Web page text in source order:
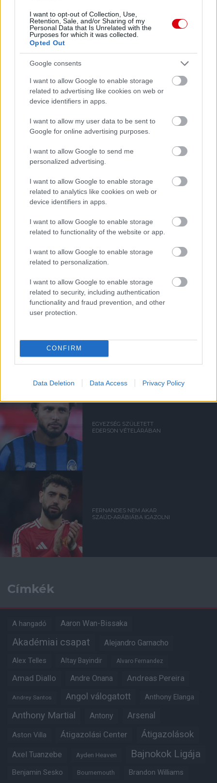
I want to opt-out of Collection, Use,
Retention, Sale, and/or Sharing of my
Personal Data that Is Unrelated with the
Purposes for which it was collected.
Opted Out
Google consents
I want to allow Google to enable storage
related to advertising like cookies on web or
device identifiers in apps.
I want to allow my user data to be sent to
Google for online advertising purposes.
I want to allow Google to send me
personalized advertising.
I want to allow Google to enable storage
related to analytics like cookies on web or
device identifiers in apps.
I want to allow Google to enable storage
related to functionality of the website or app.
I want to allow Google to enable storage
related to personalization.
I want to allow Google to enable storage
related to security, including authentication
functionality and fraud prevention, and other
user protection.
CONFIRM
Data Deletion Data Access Privacy Policy
ELŐZŐ MÉRKŐZÉSEK
Támogatás
Támogasd adományoddal
a ManUtdFanatics.hu működését!
PLETYKÁK, ÁTIGAZOLÁSOK
TÁRGYALÁSOKAT FOLYTAT A
UNITED TIELEMANSRÓL
MEGEGYEZETT A UNITED A
EGYEZSÉG SZÜLETETT
EDERSON VÉTELÁRÁBAN
FERNANDES NEM AKAR
SZAÚD-ARÁBIÁBA IGAZOLNI
Címkék
A hangadó Aaron Wan-Bissaka
Akadémiai csapat Alejandro Garnacho
Alex Telles Altay Bayindir Alvaro Fernandez
Amad Diallo Andre Onana Andreas Pereira
Andrey Santos Angol válogatott Anthony Elanga
Anthony Martial Antony Arsenal
Aston Villa Átigazolási Center Átigazolások
Axel Tuanzebe Ayden Heaven Bajnokok Ligája
Benjamin Sesko Bournemouth Brandon Williams